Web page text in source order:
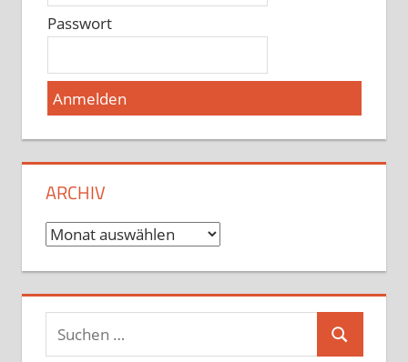
Passwort
ARCHIV
Archiv
Suchen
nach:
Suchen